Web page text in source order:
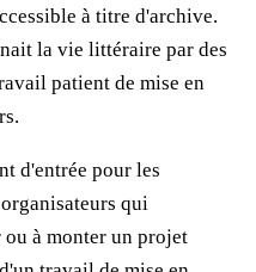
à titre d'archive.
la vie littéraire par des
patient de mise en
d'entrée pour les
qui
à monter un projet